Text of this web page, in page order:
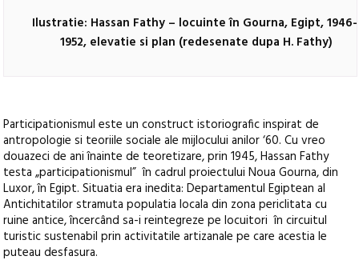
Ilustratie: Hassan Fathy – locuinte în Gourna, Egipt,
1952, elevatie si plan (redesenate dupa H. Fathy)
Participationismul este un construct istoriografic inspirat de
antropologie si teoriile sociale ale mijlocului anilor ‘60. Cu vreo
douazeci de ani înainte de teoretizare, prin 1945, Hassan Fathy
testa „participationismul” în cadrul proiectului Noua Gourna, din
Luxor, în Egipt. Situatia era inedita: Departamentul Egiptean al
Antichitatilor stramuta populatia locala din zona periclitata cu
ruine antice, încercând sa-i reintegreze pe locuitori în circuitul
turistic sustenabil prin activitatile artizanale pe care acestia le
puteau desfasura.